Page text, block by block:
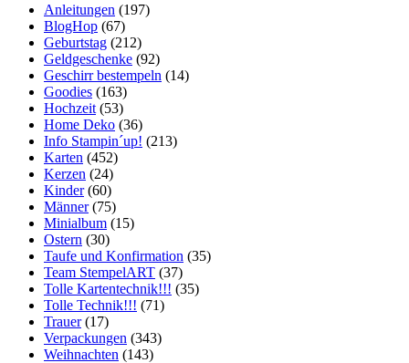
Anleitungen (197)
BlogHop (67)
Geburtstag (212)
Geldgeschenke (92)
Geschirr bestempeln (14)
Goodies (163)
Hochzeit (53)
Home Deko (36)
Info Stampin´up! (213)
Karten (452)
Kerzen (24)
Kinder(60)
Männer(75)
Minialbum (15)
Ostern (30)
Taufe und Konfirmation (35)
Team StempelART (37)
Tolle Kartentechnik!!! (35)
Tolle Technik!!! (71)
Trauer(17)
Verpackungen (343)
Weihnachten (143)